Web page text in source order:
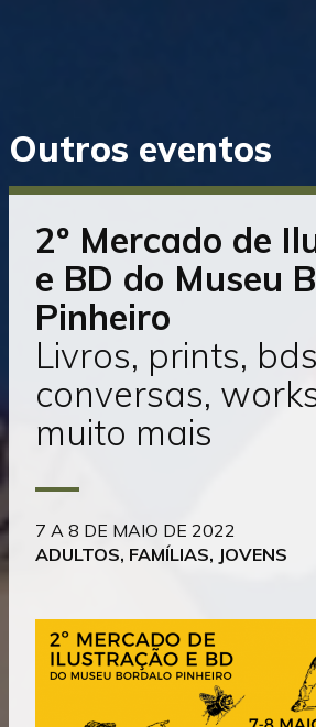
diretamente
Outros eventos
2º Mercado de
e BD do Museu
Pinheiro
Livros, prints,
conversas,
muito mais
7 A 8 DE MAIO DE 2022
ADULTOS, FAMÍLIAS, JOVENS